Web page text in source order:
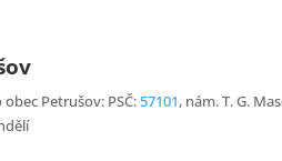
Petrušov: PSČ:57101, nám. T. G.